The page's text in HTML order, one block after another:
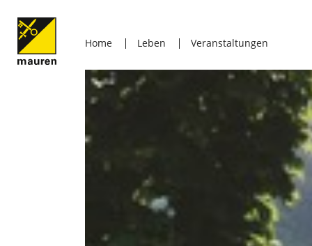
Home Leben Veranstaltungen